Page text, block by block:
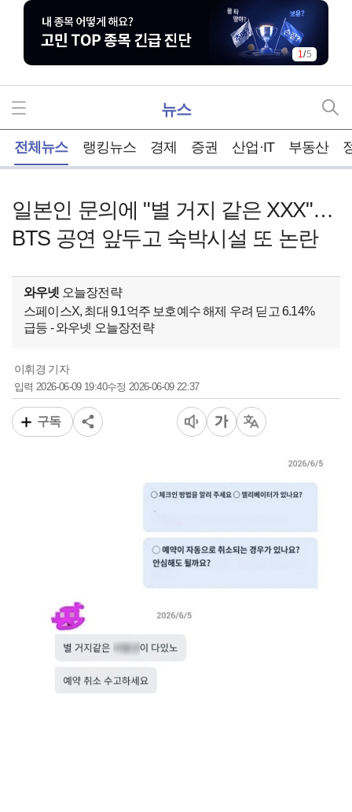
1/5
뉴스
전체뉴스 랭킹뉴스 경제 증권 산업·IT 부동산
일본인 문의에 "별 거지 같은 XXX"…
BTS 공연 앞두고 숙박시설 또 논란
와우넷 오늘장전략
스페이스X, 최대 9.1억주 보호예수 해제 우려 딛고 6.14%
급등 - 와우넷 오늘장전략
이휘경 기자
입력2026-06-09 19:40수정 2026-06-09 22:37
구독